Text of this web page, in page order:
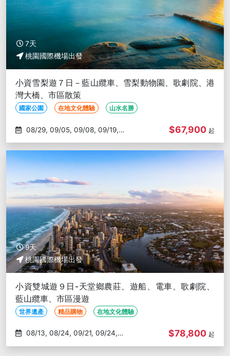
7天
桃園國際機場出發
小資雪梨遊７日－藍山纜車、雪梨動物園、歌劇院、港
灣大橋、市區散策
國家公園 在地文化體驗 山水名勝
09/27
$67,900 起
9天
桃園國際機場出發
小資雙城遊９日-天堂鄉農莊、遊船、電車、歌劇院、
藍山纜車、市區漫遊
世界遺產 精品購物 在地文化體驗
10/05
$78,800 起